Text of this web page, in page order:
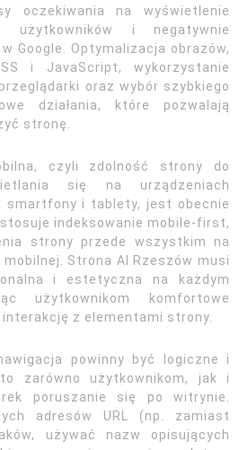
oczekiwania na wyświetlenie
użytkowników i negatywnie
Google. Optymalizacja obrazów,
i JavaScript, wykorzystanie
oraz wybór szybkiego
działania, które pozwalają
stronę.
czyli zdolność strony do
się na urządzeniach
smartfony i tablety, jest obecnie
indeksowanie mobile-first,
strony przede wszystkim na
Strona AI Rzeszów musi
i estetyczna na każdym
użytkownikom komfortowe
z elementami strony.
powinny być logiczne i
zarówno użytkownikom, jak i
poruszanie się po witrynie.
adresów URL (np. zamiast
używać nazw opisujących